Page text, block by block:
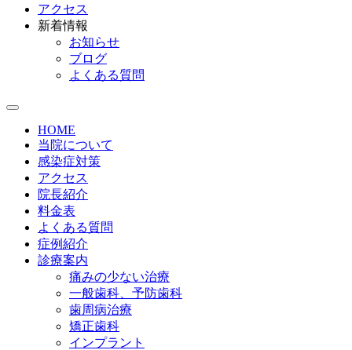
アクセス
新着情報
お知らせ
ブログ
よくある質問
HOME
当院について
感染症対策
アクセス
院長紹介
料金表
よくある質問
症例紹介
診療案内
痛みの少ない治療
一般歯科、予防歯科
歯周病治療
矯正歯科
インプラント